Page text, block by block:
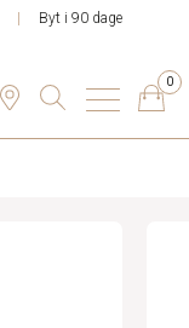
Byt i 90 dage
0